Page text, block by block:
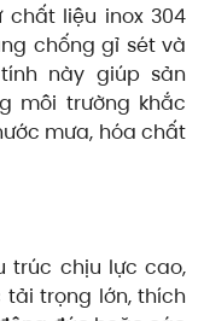
liệu inox 304
chống gỉ sét và
này giúp sản
môi trường khắc
mưa, hóa chất
trúc chịu lực cao,
trọng lớn, thích